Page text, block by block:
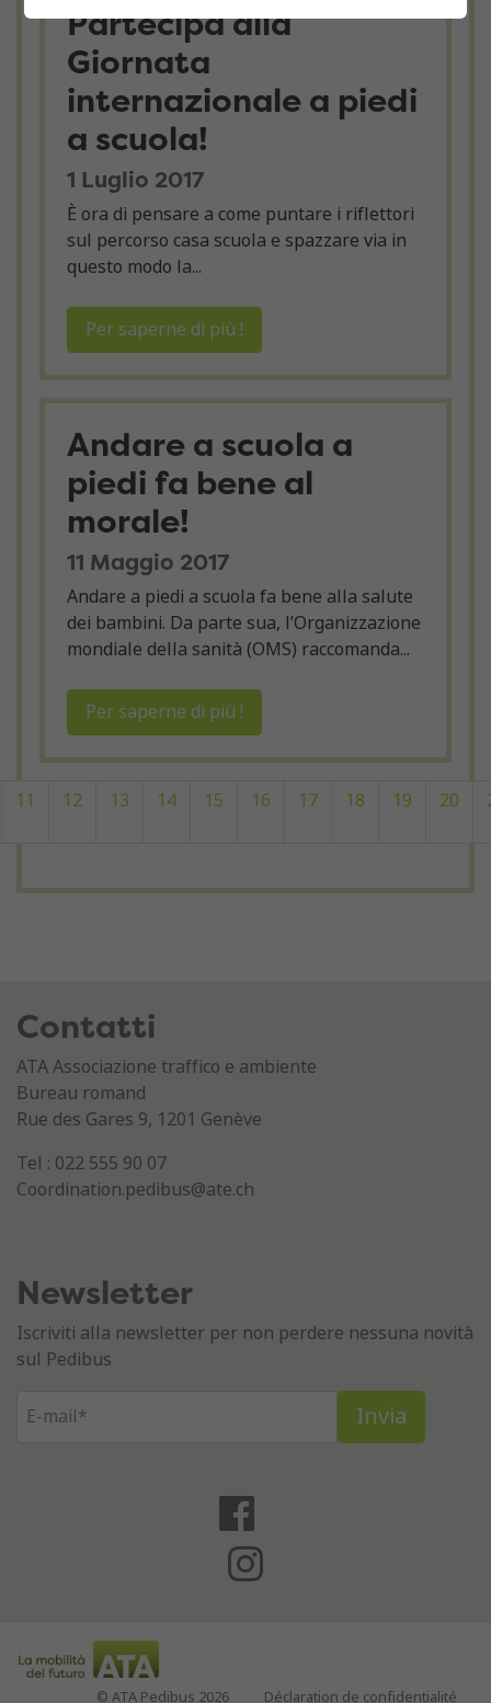
Partecipa alla
Giornata
internazionale a piedi
a scuola!
1 Luglio 2017
È ora di pensare a come puntare i riflettori
sul percorso casa scuola e spazzare via in
questo modo la...
Per saperne di più !
Andare a scuola a
piedi fa bene al
morale!
11 Maggio 2017
Andare a piedi a scuola fa bene alla salute
dei bambini. Da parte sua, l’Organizzazione
mondiale della sanità (OMS) raccomanda...
Per saperne di più !
11 12 13 14 15 16 17 18 19 20
Contatti
ATA Associazione traffico e ambiente
Bureau romand
Rue des Gares 9, 1201 Genève
Tel : 022 555 90 07
Coordination.pedibus@ate.ch
Newsletter
Iscriviti alla newsletter per non perdere nessuna novità
sul Pedibus
© ATA Pedibus 2026 Déclaration de confidentialité